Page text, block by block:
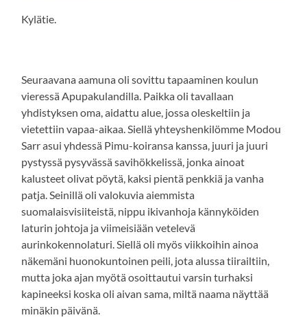
Kylätie.
Seuraavana aamuna oli sovittu tapaaminen koulun
vieressä Apupakulandilla. Paikka oli tavallaan
yhdistyksen oma, aidattu alue, jossa oleskeltiin ja
vietettiin vapaa-aikaa. Siellä yhteyshenkilömme Modou
Sarr asui yhdessä Pimu-koiransa kanssa, juuri ja juuri
pystyssä pysyvässä savihökkelissä, jonka ainoat
kalusteet olivat pöytä, kaksi pientä penkkiä ja vanha
patja. Seinillä oli valokuvia aiemmista
suomalaisvisiiteistä, nippu ikivanhoja kännyköiden
laturin johtoja ja viimeisiään vetelevä
aurinkokennolaturi. Siellä oli myös viikkoihin ainoa
näkemäni huonokuntoinen peili, jota alussa tiirailtiin,
mutta joka ajan myötä osoittautui varsin turhaksi
kapineeksi koska oli aivan sama, miltä naama näyttää
minäkin päivänä.